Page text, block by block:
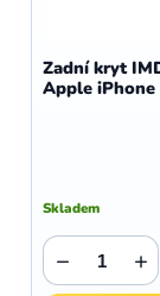
Zadní kryt
Apple
Skladem
+
−